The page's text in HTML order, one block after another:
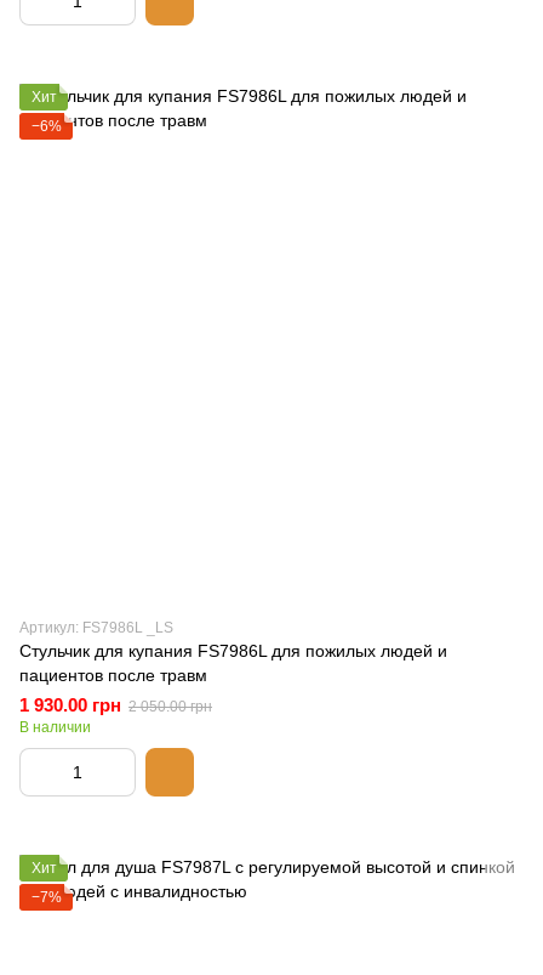
Хит
−6%
Артикул: FS7986L _LS
Стульчик для купания FS7986L для пожилых людей и
пациентов после травм
1 930.00 грн 2 050.00 грн
В наличии
Хит
−7%